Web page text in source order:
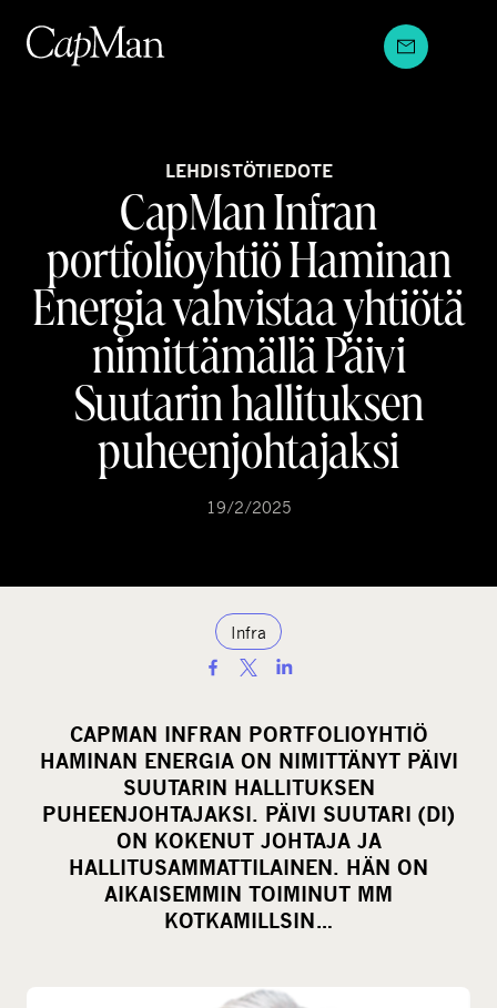
sisältöön
LEHDISTÖTIEDOTE
CapMan Infran
portfolioyhtiö Haminan
Energia vahvistaa yhtiötä
nimittämällä Päivi
Suutarin hallituksen
puheenjohtajaksi
19/2/2025
Infra
a
r
e
o
n
s
o
c
CAPMAN INFRAN PORTFOLIOYHTIÖ
HAMINAN ENERGIA ON NIMITTÄNYT PÄIVI
SUUTARIN HALLITUKSEN
PUHEENJOHTAJAKSI. PÄIVI SUUTARI (DI)
ON KOKENUT JOHTAJA JA
HALLITUSAMMATTILAINEN. HÄN ON
AIKAISEMMIN TOIMINUT MM
KOTKAMILLSIN…